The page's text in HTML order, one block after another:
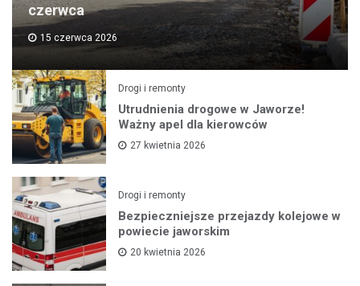
czerwca
15 czerwca 2026
Drogi i remonty
Utrudnienia drogowe w Jaworze!
Ważny apel dla kierowców
27 kwietnia 2026
Drogi i remonty
Bezpieczniejsze przejazdy kolejowe w
powiecie jaworskim
20 kwietnia 2026